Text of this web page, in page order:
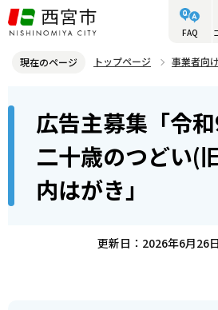
こ
の
ジ
す
FAQ
現在のページ トップページ 事業者向
ら
広告主募集「令
二十歳のつどい(
内はがき」
更新日：2026年6月26日